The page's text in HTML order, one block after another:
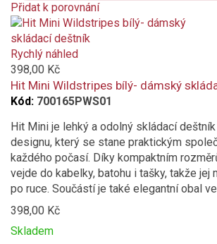
Přidat k porovnání
Product
is
added
to
compare
Rychlý náhled
398,00 Kč
Hit Mini Wildstripes bílý- dámský
Kód: 700165PWS01
Hit Mini je lehký a odolný skládací
designu, který se stane praktickým
každého počasí. Díky kompaktním
vejde do kabelky, batohu i tašky, takže jej
po ruce. Součástí je také elegantní obal
398,00 Kč
Skladem